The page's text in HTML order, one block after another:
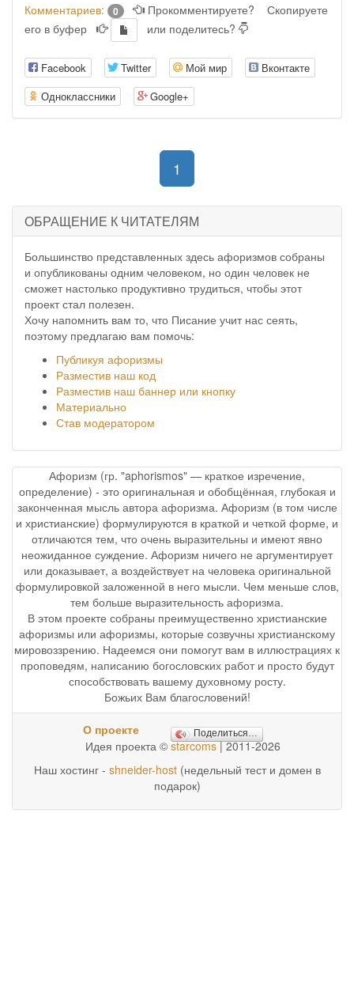
Комментариев: 0 Прокомментируете?
Скопируете
его в буфер
или поделитесь?
Facebook Twitter Мой мир
Вконтакте
Одноклассники
Google+
1
ОБРАЩЕНИЕ К ЧИТАТЕЛЯМ
Большинство представленных здесь афоризмов собраны
и опубликованы одним человеком, но один человек не
сможет настолько продуктивно трудиться, чтобы этот
проект стал полезен.
Хочу напомнить вам то, что Писание учит нас сеять,
поэтому предлагаю вам помочь:
Публикуя афоризмы
Разместив наш код
Разместив наш баннер или кнопку
Материально
Став модератором
Афоризм (гр. "aphorismos" — краткое изречение,
определение) - это оригинальная и обобщённая, глубокая и
законченная мысль автора афоризма. Афоризм (в том числе
и христианские) формулируются в краткой и четкой форме, и
отличаются тем, что очень выразительны и имеют явно
неожиданное суждение. Афоризм ничего не аргументирует
или доказывает, а воздействует на человека оригинальной
формулировкой заложенной в него мысли. Чем меньше слов,
тем больше выразительность афоризма.
В этом проекте собраны преимущественно христианские
афоризмы или афоризмы, которые созвучны христианскому
мировоззрению. Надеемся они помогут вам в иллюстрациях к
проповедям, написанию богословских работ и просто будут
способствовать вашему духовному росту.
Божьих Вам благословений!
О проекте Поделиться…
Идея проекта © starcoms| 2011-2026
Наш хостинг - shneider-host(недельный тест и домен в
подарок)